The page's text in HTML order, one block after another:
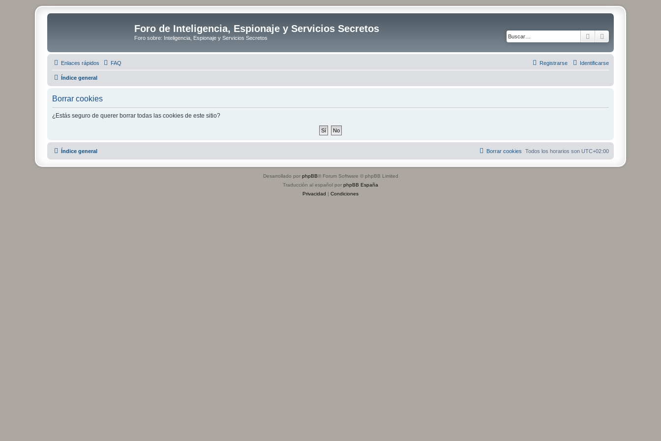
Foro de Inteligencia, Espionaje y Servicios Secretos
Foro sobre: Inteligencia, Espionaje y Servicios Secretos Buscar
Enlaces rápidos FAQ Identificarse
Registrarse
Índice general
Borrar cookies
¿Estás seguro de querer borrar todas las cookies de este sitio?
Índice general Todos los horarios son UTC+02:00
Borrar cookies
Desarrollado por phpBB® Forum Software © phpBB Limited
Traducción al español por phpBB España
Privacidad | Condiciones